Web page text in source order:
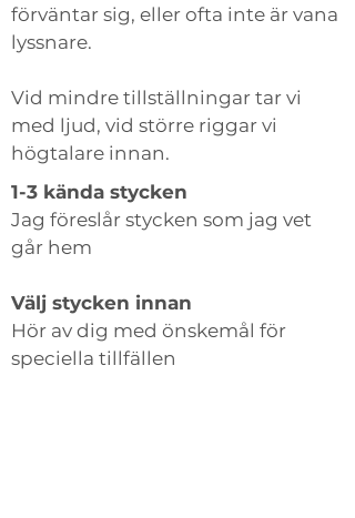
förväntar sig, eller ofta inte är vana
lyssnare.
Vid mindre tillställningar tar vi
med ljud, vid större riggar vi
högtalare innan.
1-3 kända stycken
Jag föreslår stycken som jag vet
går hem
Välj stycken innan
Hör av dig med önskemål för
speciella tillfällen